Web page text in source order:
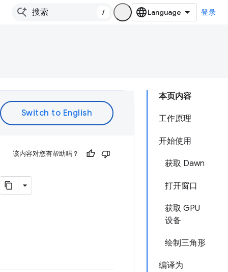
/ 登录
本页内容
工作原理
开始使用
获取 Dawn
打开窗口
获取 GPU
设备
绘制三角形
编译为
该内容对您有帮助吗？